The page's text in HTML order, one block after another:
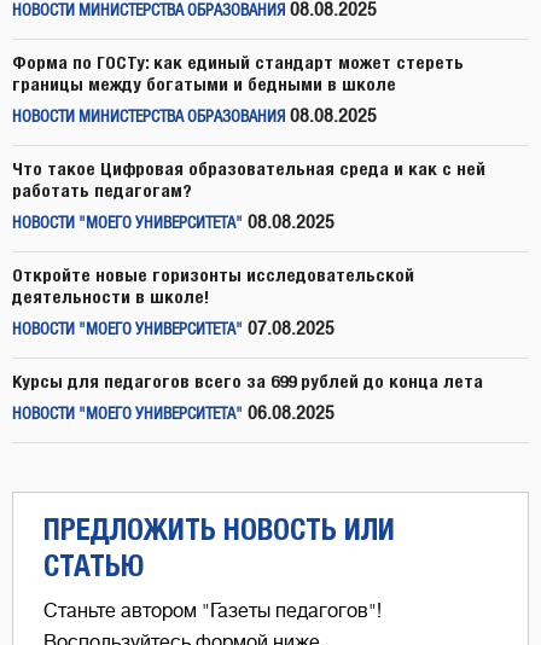
НОВОСТИ МИНИСТЕРСТВА ОБРАЗОВАНИЯ 08.08.2025
Форма по ГОСТу: как единый стандарт может стереть
границы между богатыми и бедными в школе
НОВОСТИ МИНИСТЕРСТВА ОБРАЗОВАНИЯ 08.08.2025
Что такое Цифровая образовательная среда и как с ней
работать педагогам?
НОВОСТИ "МОЕГО УНИВЕРСИТЕТА" 08.08.2025
Откройте новые горизонты исследовательской
деятельности в школе!
НОВОСТИ "МОЕГО УНИВЕРСИТЕТА" 07.08.2025
Курсы для педагогов всего за 699 рублей до конца лета
НОВОСТИ "МОЕГО УНИВЕРСИТЕТА" 06.08.2025
ПРЕДЛОЖИТЬ НОВОСТЬ ИЛИ
СТАТЬЮ
Станьте автором "Газеты педагогов"!